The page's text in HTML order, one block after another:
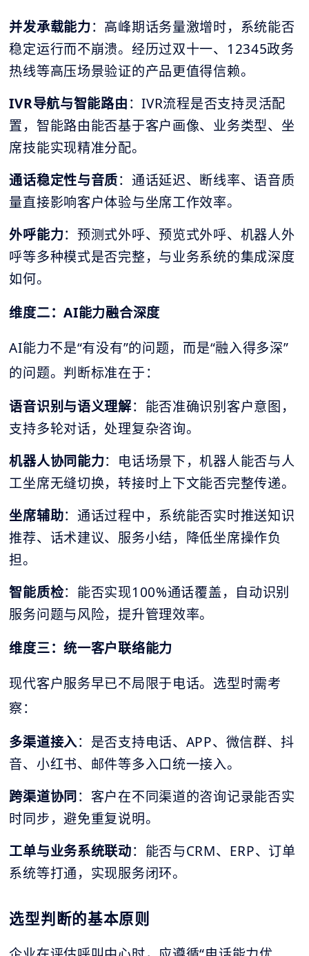
并发承载能力：高峰期话务量激增时，系统能否
稳定运行而不崩溃。经历过双十一、12345政务
热线等高压场景验证的产品更值得信赖。
IVR导航与智能路由：IVR流程是否支持灵活配
置，智能路由能否基于客户画像、业务类型、坐
席技能实现精准分配。
通话稳定性与音质：通话延迟、断线率、语音质
量直接影响客户体验与坐席工作效率。
外呼能力：预测式外呼、预览式外呼、机器人外
呼等多种模式是否完整，与业务系统的集成深度
如何。
维度二：AI能力融合深度
AI能力不是“有没有”的问题，而是“融入得多深”
的问题。判断标准在于：
语音识别与语义理解：能否准确识别客户意图，
支持多轮对话，处理复杂咨询。
机器人协同能力：电话场景下，机器人能否与人
工坐席无缝切换，转接时上下文能否完整传递。
坐席辅助：通话过程中，系统能否实时推送知识
推荐、话术建议、服务小结，降低坐席操作负
担。
智能质检：能否实现100%通话覆盖，自动识别
服务问题与风险，提升管理效率。
维度三：统一客户联络能力
现代客户服务早已不局限于电话。选型时需考
察：
多渠道接入：是否支持电话、APP、微信群、抖
音、小红书、邮件等多入口统一接入。
跨渠道协同：客户在不同渠道的咨询记录能否实
时同步，避免重复说明。
工单与业务系统联动：能否与CRM、ERP、订单
系统等打通，实现服务闭环。
选型判断的基本原则